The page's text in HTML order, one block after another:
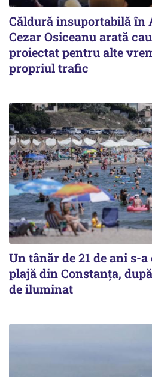
Căldură insuportabilă în
Cezar Osiceanu arată
proiectat pentru alte
propriul trafic
Un tânăr de 21 de ani s-
plajă din Constanța,
de iluminat